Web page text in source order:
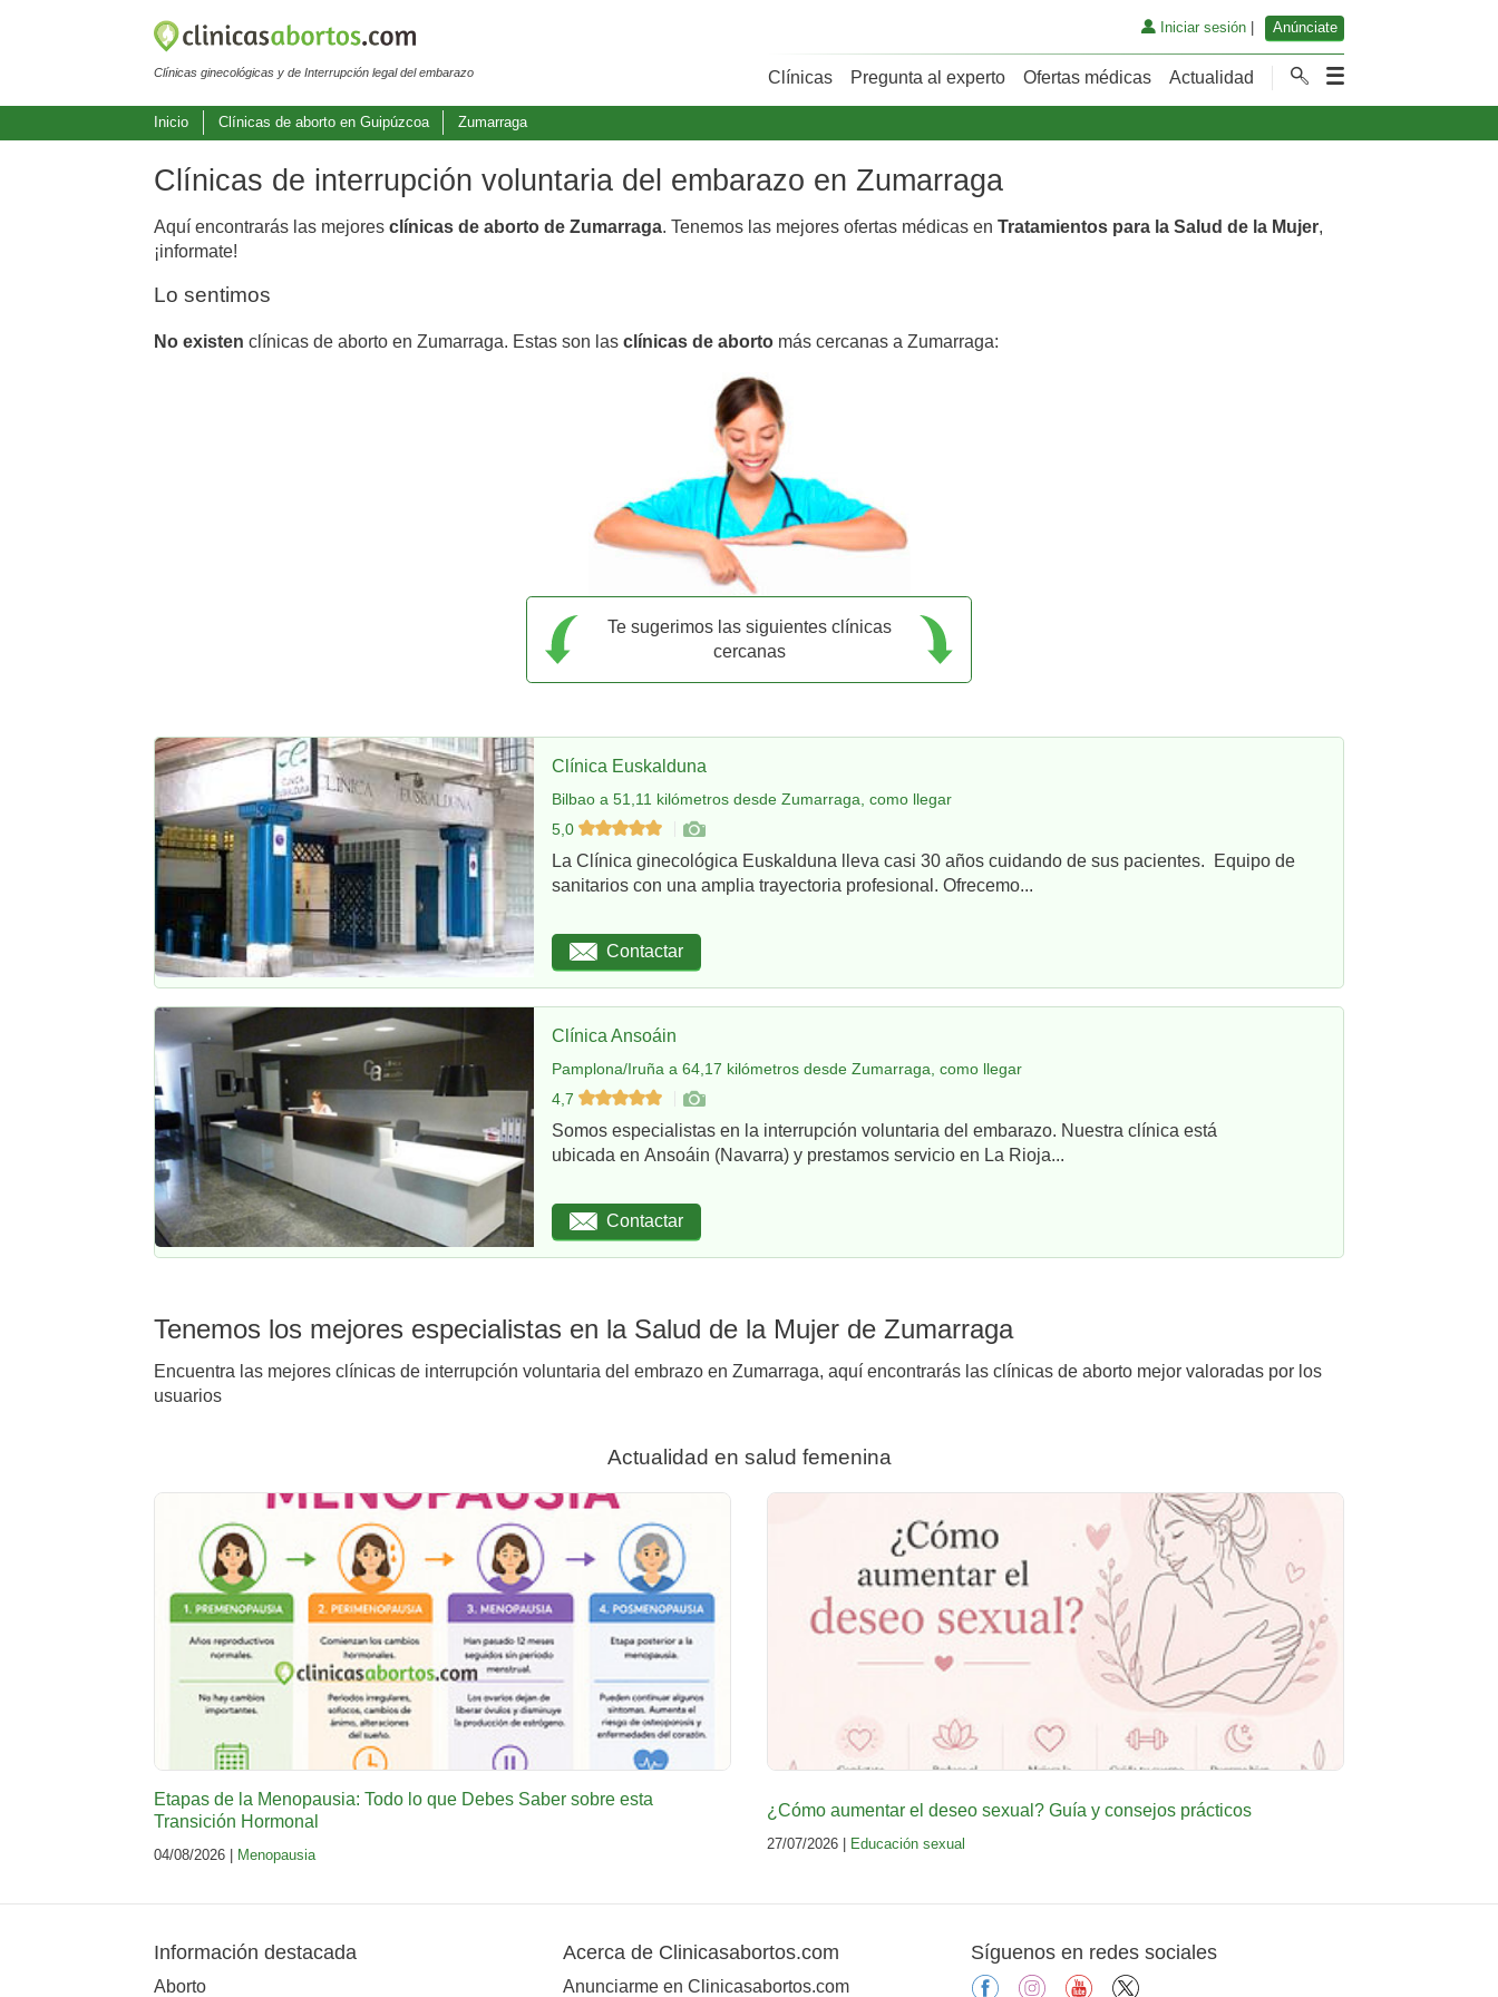
Clínicas ginecológicas y de Interrupción legal del embarazo
Iniciar sesión| Anúnciate
Clínicas Pregunta al experto Ofertas médicas Actualidad
Inicio Clínicas de aborto en Guipúzcoa Zumarraga
Clínicas de interrupción voluntaria del embarazo en Zumarraga
Aquí encontrarás las mejores clínicas de aborto de Zumarraga. Tenemos las mejores ofertas médicas en Tratamientos para la Salud de la Mujer,
¡informate!
Lo sentimos
No existen clínicas de aborto en Zumarraga. Estas son las clínicas de aborto más cercanas a Zumarraga:
Te sugerimos las siguientes clínicas
cercanas
Clínica Euskalduna
Bilbao a 51,11 kilómetros desde Zumarraga, como llegar
5,0
La Clínica ginecológica Euskalduna lleva casi 30 años cuidando de sus pacientes. Equipo de
sanitarios con una amplia trayectoria profesional. Ofrecemo...
Contactar
Clínica Ansoáin
Pamplona/Iruña a 64,17 kilómetros desde Zumarraga, como llegar
4,7
Somos especialistas en la interrupción voluntaria del embarazo. Nuestra clínica está
ubicada en Ansoáin (Navarra) y prestamos servicio en La Rioja...
Contactar
Tenemos los mejores especialistas en la Salud de la Mujer de Zumarraga
Encuentra las mejores clínicas de interrupción voluntaria del embrazo en Zumarraga, aquí encontrarás las clínicas de aborto mejor valoradas por los
usuarios
Actualidad en salud femenina
Etapas de la Menopausia: Todo lo que Debes Saber sobre esta
Transición Hormonal
04/08/2026 | Menopausia
¿Cómo aumentar el deseo sexual? Guía y consejos prácticos
27/07/2026 | Educación sexual
Información destacada
Aborto
Acerca de Clinicasabortos.com
Anunciarme en Clinicasabortos.com
Síguenos en redes sociales
facebookinstagramyoutube